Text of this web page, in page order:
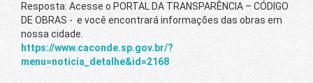
Resposta: Acesse o PORTAL DA TRANSPARÊNCIA – CÓDIGO
DE OBRAS - e você encontrará informações das obras em
nossa cidade.
https://www.caconde.sp.gov.br/?
menu=noticia_detalhe&id=2168